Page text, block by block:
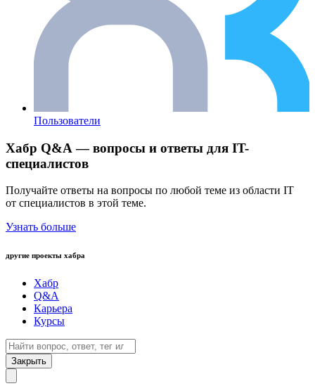
Пользователи
Хабр Q&A — вопросы и ответы для IT-
специалистов
Получайте ответы на вопросы по любой теме из области IT
от специалистов в этой теме.
Узнать больше
другие проекты хабра
Хабр
Q&A
Карьера
Курсы
Закрыть